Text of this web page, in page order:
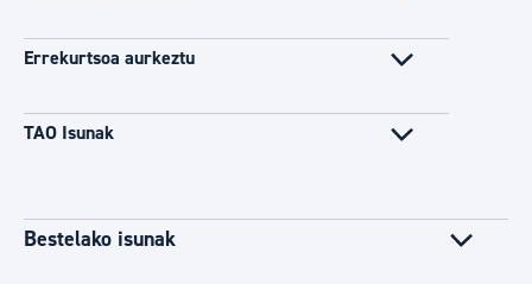
Errekurtsoa aurkeztu
TAO Isunak
Bestelako isunak